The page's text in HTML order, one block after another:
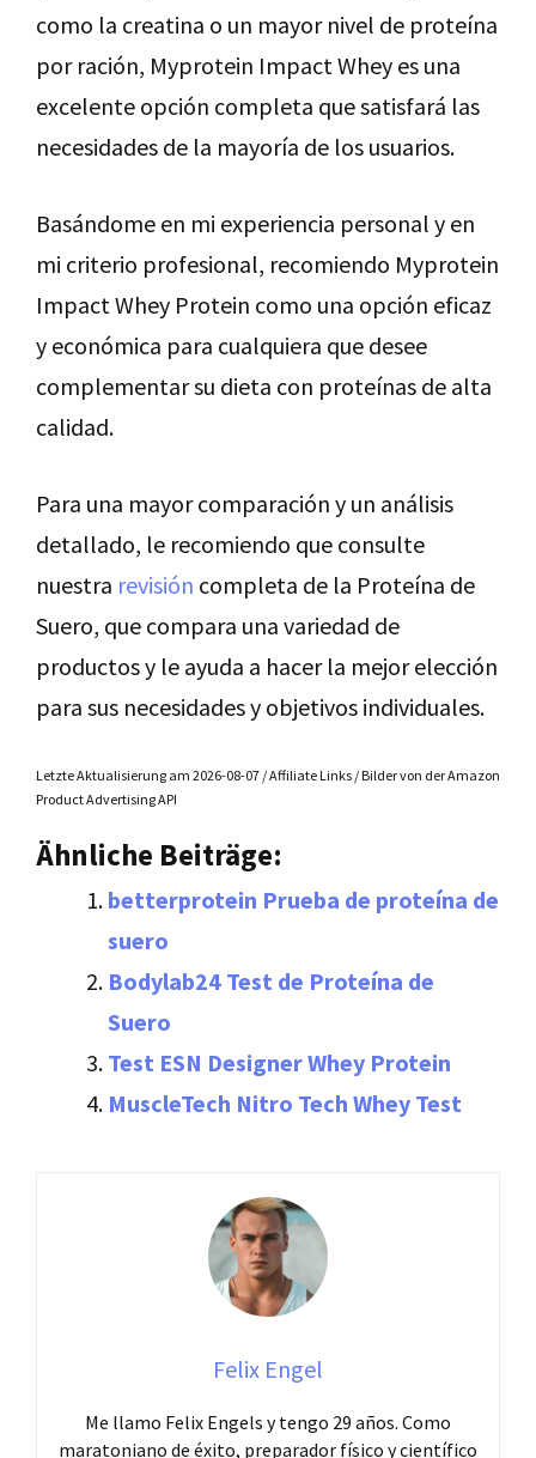
como la creatina o un mayor nivel de proteína
por ración, Myprotein Impact Whey es una
excelente opción completa que satisfará las
necesidades de la mayoría de los usuarios.
Basándome en mi experiencia personal y en
mi criterio profesional, recomiendo Myprotein
Impact Whey Protein como una opción eficaz
y económica para cualquiera que desee
complementar su dieta con proteínas de alta
calidad.
Para una mayor comparación y un análisis
detallado, le recomiendo que consulte
nuestra revisión completa de la Proteína de
Suero, que compara una variedad de
productos y le ayuda a hacer la mejor elección
para sus necesidades y objetivos individuales.
Letzte Aktualisierung am 2026-08-07 / Affiliate Links / Bilder von der Amazon
Product Advertising API
Ähnliche Beiträge:
betterprotein Prueba de proteína de
suero
Bodylab24 Test de Proteína de
Suero
Test ESN Designer Whey Protein
MuscleTech Nitro Tech Whey Test
Felix Engel
Me llamo Felix Engels y tengo 29 años. Como
maratoniano de éxito, preparador físico y científico